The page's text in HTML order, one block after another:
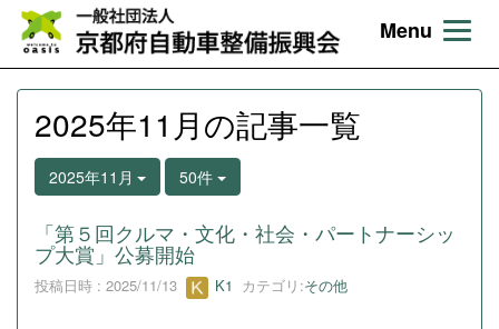
Menu
2025年11月の記事一覧
2025年11月 50件
「第５回クルマ・文化・社会・パートナーシッ
プ大賞」公募開始
投稿日時 : 2025/11/13 K1 カテゴリ:その他